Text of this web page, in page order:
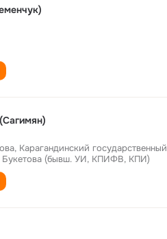
Карагандинский государственный
Букетова (бывш. УИ, КПИФВ, КПИ)